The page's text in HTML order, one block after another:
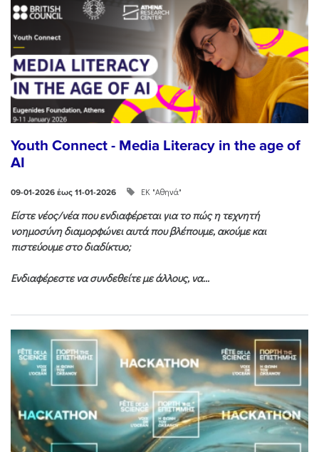
Youth Connect - Media Literacy in the age of
AI
09-01-2026 έως 11-01-2026 ΕΚ "Αθηνά"
Είστε νέος/νέα που ενδιαφέρεται για το πώς η τεχνητή
νοημοσύνη διαμορφώνει αυτά που βλέπουμε, ακούμε και
πιστεύουμε στο διαδίκτυο;
Ενδιαφέρεστε να συνδεθείτε με άλλους, να...